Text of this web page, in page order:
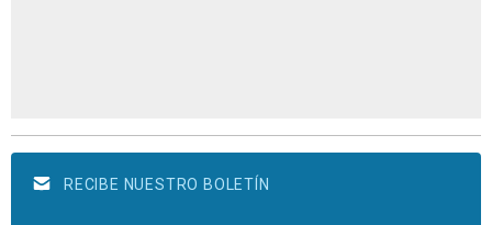
RECIBE NUESTRO BOLETÍN